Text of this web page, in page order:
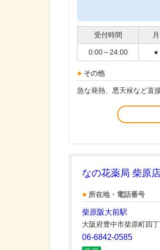
受付時間 月
0:00～24:00 ●
その他
急な発熱、悪天候など直
なの花薬局 柴原
所在地・電話番号
柴原阪大前駅
大阪府豊中市柴原町四
06-6842-0585